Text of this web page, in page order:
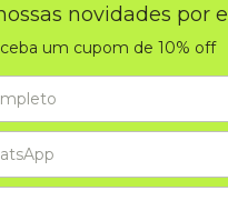
novidades por
um cupom de 10% off